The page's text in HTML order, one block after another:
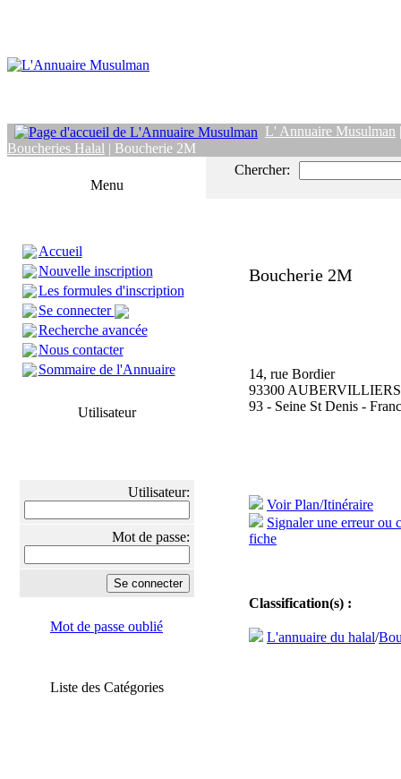
L' Annuaire Musulman
Boucheries Halal | Boucherie 2M
Menu
Accueil
Nouvelle inscription
Les formules d'inscription
Se connecter
Recherche avancée
Nous contacter
Sommaire de l'Annuaire
Utilisateur
Utilisateur:
Mot de passe:
Mot de passe oublié
Liste des Catégories
Chercher:
Boucherie 2M
14, rue Bordier
93300 AUBERVILLIERS
93 - Seine St Denis -
Voir Plan/Itinéraire
Signaler une erreur ou
fiche
Classification(s) :
L'annuaire du halal/